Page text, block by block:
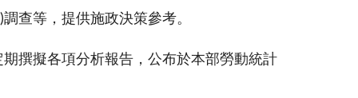
查等，提供施政決策參考。
撰擬各項分析報告，公布於本部勞動統計